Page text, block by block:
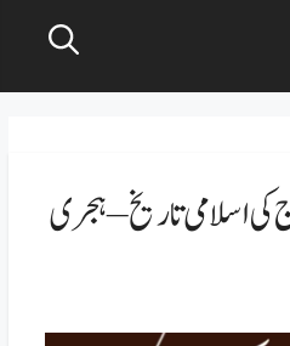
اسلامی تاریخ – ہجری